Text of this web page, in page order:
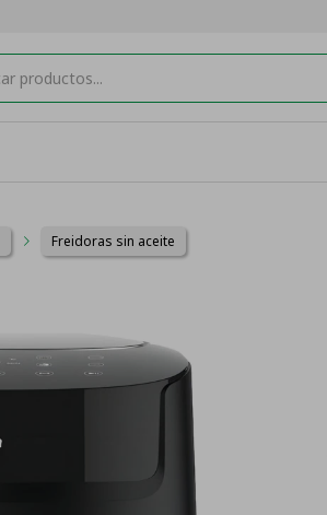
Freidoras sin aceite